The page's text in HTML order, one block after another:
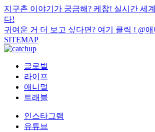
지구촌 이야기가 궁금해? 케찹! 실시간 세
다!
귀여운 거 더 보고 싶다면? 여기 클릭 ! @
SITEMAP
글로벌
라이프
애니멀
트래블
인스타그램
유튜브